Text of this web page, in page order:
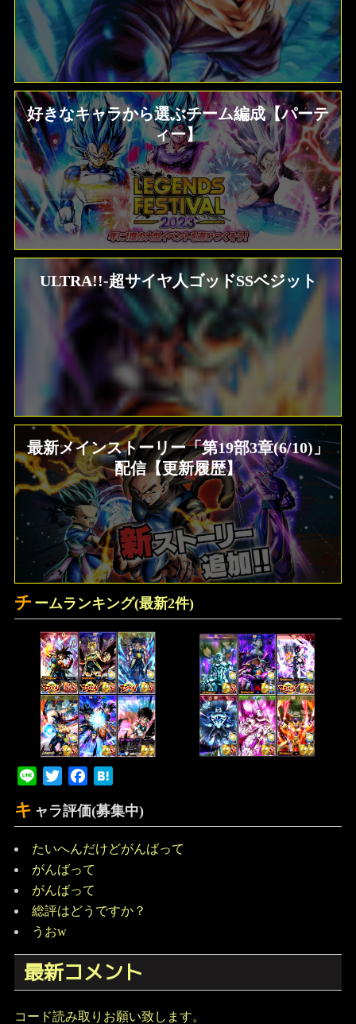
好きなキャラから選ぶチーム編成【パーテ
ィー】
ULTRA!!-超サイヤ人ゴッドSSベジット
最新メインストーリー「第19部3章(6/10)」
配信【更新履歴】
チ ームランキング(最新2件)
Line Twitter Facebook
キ ャラ評価(募集中)
たいへんだけどがんばって
がんばって
がんばって
総評はどうですか？
うおw
最新コメント
コード読み取りお願い致します。